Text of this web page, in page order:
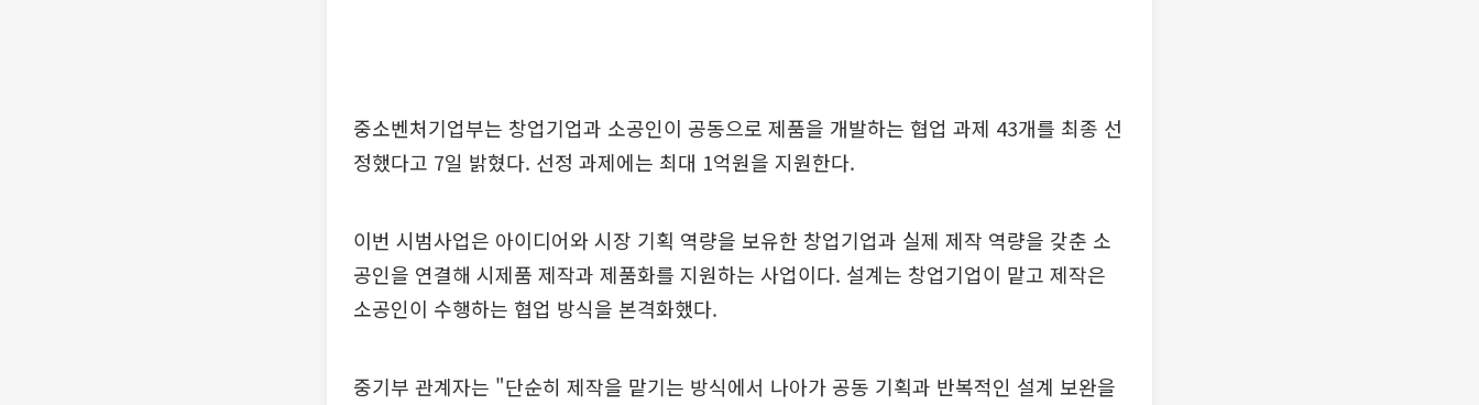
중소벤처기업부는 창업기업과 소공인이 공동으로 제품을 개발하는 협업 과제 43개를 최종 선
정했다고 7일 밝혔다. 선정 과제에는 최대 1억원을 지원한다.
이번 시범사업은 아이디어와 시장 기획 역량을 보유한 창업기업과 실제 제작 역량을 갖춘 소
공인을 연결해 시제품 제작과 제품화를 지원하는 사업이다. 설계는 창업기업이 맡고 제작은
소공인이 수행하는 협업 방식을 본격화했다.
중기부 관계자는 "단순히 제작을 맡기는 방식에서 나아가 공동 기획과 반복적인 설계 보완을